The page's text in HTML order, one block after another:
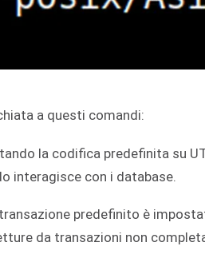
a questi comandi:
la codifica predefinita su
interagisce con i database.
predefinito è
da transazioni non